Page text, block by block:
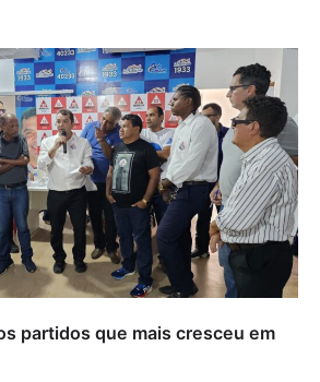
partidos que mais cresceu em